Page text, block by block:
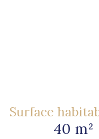
Surface
40 m²